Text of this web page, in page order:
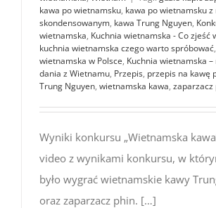
kawa po wietnamsku, kawa po wietnamsku
skondensowanym, kawa Trung Nguyen,
wietnamska, Kuchnia wietnamska - Co zjeść
kuchnia wietnamska czego warto spróbować,
wietnamska w Polsce, Kuchnia wietnamska –
dania z Wietnamu, Przepis, przepis na kawę
Trung Nguyen, wietnamska kawa, zaparzacz
Wyniki konkursu „Wietnamska
video z wynikami konkursu, w
było wygrać wietnamskie kawy
oraz zaparzacz phin. […]